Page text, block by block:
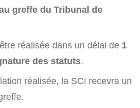
greffe du Tribunal de
réalisée dans un délai de 1
des statuts.
réalisée, la SCI recevra un